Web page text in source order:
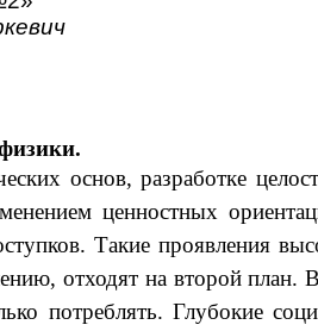
основ, разработке
ценностных
Такие проявления
отходят на второй план.
потреблять. Глубокие